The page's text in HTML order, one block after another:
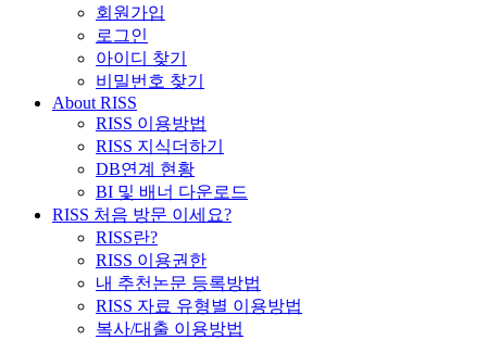
회원가입
로그인
아이디 찾기
비밀번호 찾기
About RISS
RISS 이용방법
RISS 지식더하기
DB연계 현황
BI 및 배너 다운로드
RISS 처음 방문 이세요?
RISS란?
RISS 이용권한
내 추천논문 등록방법
RISS 자료 유형별 이용방법
복사/대출 이용방법